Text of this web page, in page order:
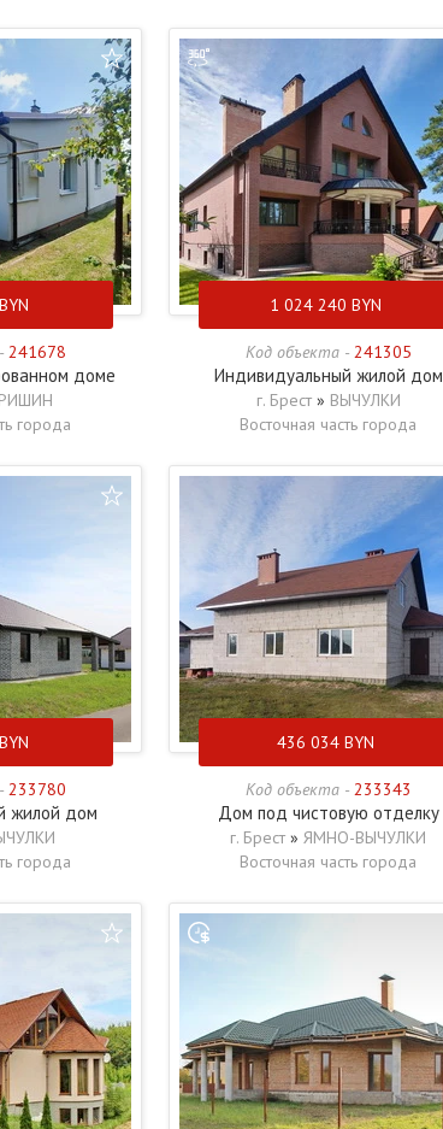
BYN
241678
доме
города
1 024 240 BYN
Код объекта - 241305
Индивидуальный жилой дом
г. Брест » ВЫЧУЛКИ
Восточная часть города
BYN
233780
жилой дом
города
436 034 BYN
Код объекта - 233343
Дом под чистовую отделку
г. Брест » ЯМНО-ВЫЧУЛКИ
Восточная часть города